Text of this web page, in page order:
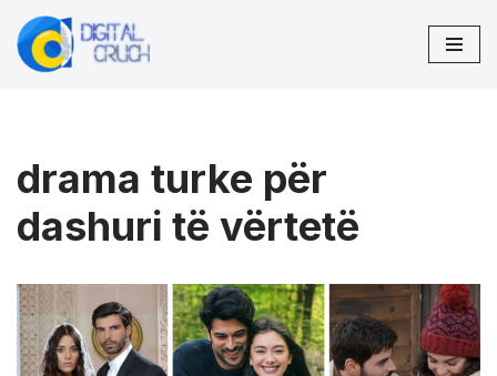
Skip
drama turke për
dashuri të vërtetë